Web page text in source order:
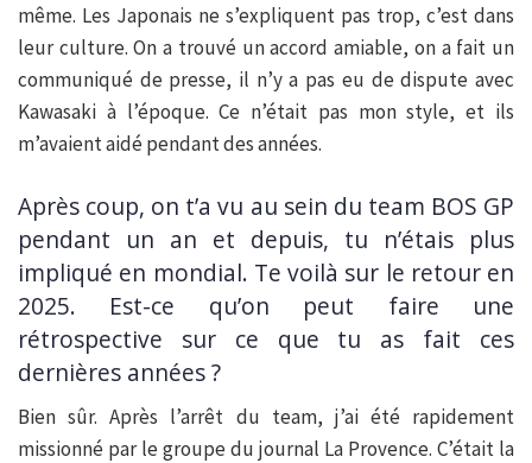
même. Les Japonais ne s’expliquent pas trop, c’est dans
leur culture. On a trouvé un accord amiable, on a fait un
communiqué de presse, il n’y a pas eu de dispute avec
Kawasaki à l’époque. Ce n’était pas mon style, et ils
m’avaient aidé pendant des années.
Après coup, on t’a vu au sein du team BOS GP
pendant un an et depuis, tu n’étais plus
impliqué en mondial. Te voilà sur le retour en
2025. Est-ce qu’on peut faire une
rétrospective sur ce que tu as fait ces
dernières années ?
Bien sûr. Après l’arrêt du team, j’ai été rapidement
missionné par le groupe du journal La Provence. C’était la